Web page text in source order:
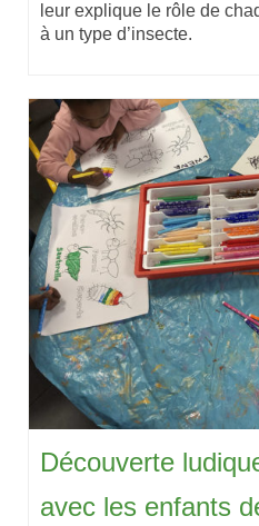
leur explique le rôle de
à un type d’insecte.
Découverte
avec les enfants